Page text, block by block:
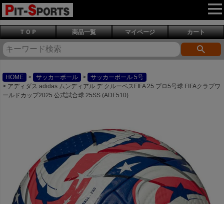
ＴＯＰ 商品一覧 マイページ カート
HOME サッカーボール
サッカーボール 5号
アディダス adidas ムンディアル デ クルーベスFIFA 25 プロ5号球 FIFAクラブワ
ールドカップ2025 公式試合球 25SS (ADF510)